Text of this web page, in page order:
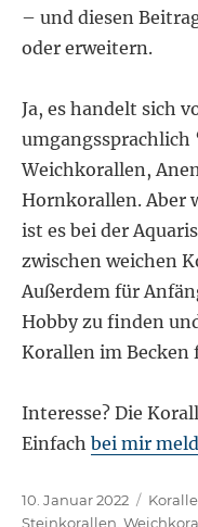
– und diesen
oder erweitern.
Ja, es handelt sich
umgangssprachlich
Weichkorallen,
Hornkorallen. Aber
ist es bei der
zwischen weichen
Außerdem für
Hobby zu finden
Korallen im Becken
Interesse? Die
Einfachbei mir
Veröffentlicht
am
10. Januar 2022
Steinkorallen ,